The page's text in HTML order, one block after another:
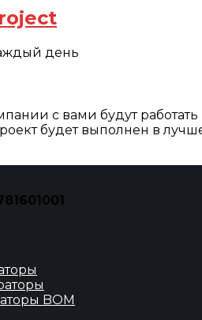
день
с вами будут
будет выполнен в
BOM